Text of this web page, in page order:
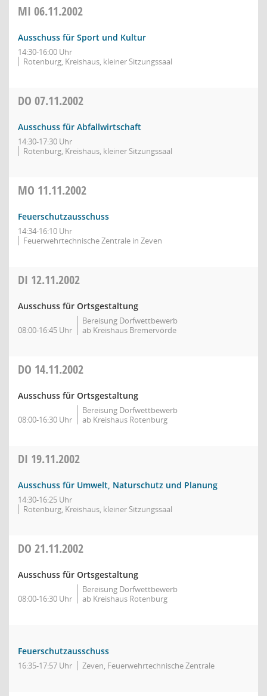
MI 06.11.2002
Ausschuss für Sport und Kultur
14:30-16:00 Uhr
Rotenburg, Kreishaus, kleiner Sitzungssaal
DO 07.11.2002
Ausschuss für Abfallwirtschaft
14:30-17:30 Uhr
Rotenburg, Kreishaus, kleiner Sitzungssaal
MO 11.11.2002
Feuerschutzausschuss
14:34-16:10 Uhr
Feuerwehrtechnische Zentrale in Zeven
DI 12.11.2002
Ausschuss für Ortsgestaltung
08:00-16:45 Uhr
Bereisung Dorfwettbewerb
ab Kreishaus Bremervörde
DO 14.11.2002
Ausschuss für Ortsgestaltung
08:00-16:30 Uhr
Bereisung Dorfwettbewerb
ab Kreishaus Rotenburg
DI 19.11.2002
Ausschuss für Umwelt, Naturschutz und Planung
14:30-16:25 Uhr
Rotenburg, Kreishaus, kleiner Sitzungssaal
DO 21.11.2002
Ausschuss für Ortsgestaltung
08:00-16:30 Uhr
Bereisung Dorfwettbewerb
ab Kreishaus Rotenburg
Feuerschutzausschuss
16:35-17:57 Uhr Zeven, Feuerwehrtechnische Zentrale